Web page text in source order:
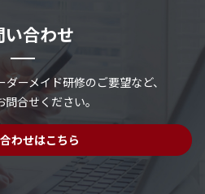
い合わせ
ダーメイド研修のご要望など、
問合せください。
わせはこちら